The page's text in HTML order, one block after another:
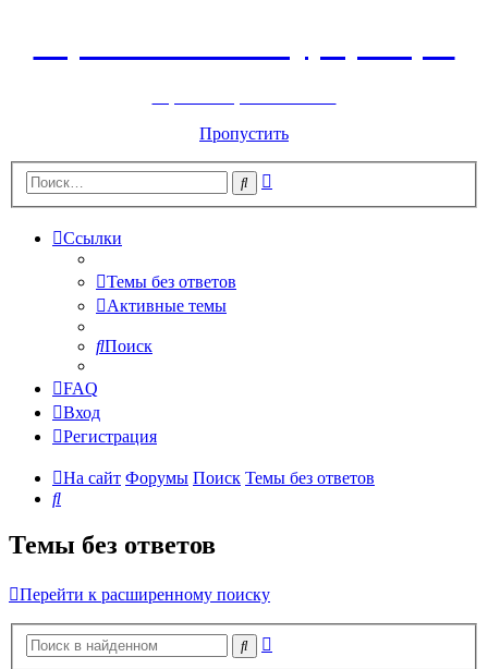
Пропустить
Поиск
Ссылки
Темы без ответов
Активные темы
Поиск
FAQ
Вход
Регистрация
На сайт Форумы Поиск Темы без ответов
Поиск
Темы без ответов
Перейти к расширенному поиску
Поиск